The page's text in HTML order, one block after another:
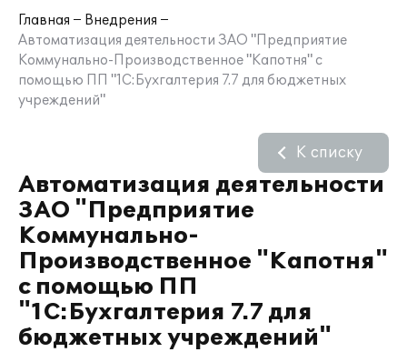
Главная
Внедрения
Автоматизация деятельности ЗАО "Предприятие
Коммунально-Производственное "Капотня" с
помощью ПП "1С:Бухгалтерия 7.7 для бюджетных
учреждений"
Автоматизация деятельности
ЗАО "Предприятие
Коммунально-
Производственное "Капотня"
с помощью ПП
"1С:Бухгалтерия 7.7 для
бюджетных учреждений"
К списку